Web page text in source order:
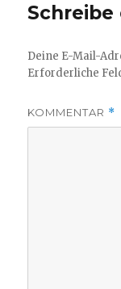
Deine E-Mail-
Erforderliche
KOMMENTAR *